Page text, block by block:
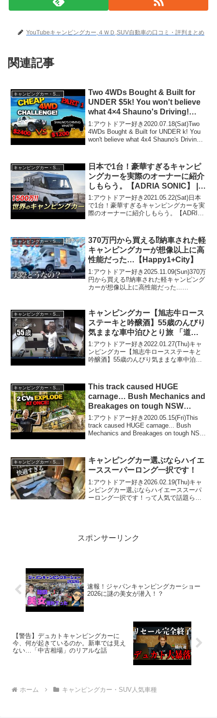
YouTubeキャンピングカー,４ＷＤ,SUV自動車の口コミ・評判まとめ
関連記事
Two 4WDs Bought & Built for
UNDER $5k! You won't believe
what 4×4 Shauno's Driving!
EPISODE 1
1:アウトドアー好き2020.07.18(Sat)Two
4WDs Bought & Built for UNDER k! You
won't believe what 4x4 Shauno's Driving!
日本で1台！豪華すぎるキャンピ
ングカーを実際のオーナーに紹介
しもらう。【ADRIA SONIC】 |う
ーちゃんねる
1:アウトドアー好き2021.05.22(Sat)日本
で1台！豪華すぎるキャンピングカーを実
際のオーナーに紹介しもらう。【ADRIA
アー好き2021.05....
キャンピングカー・SUV人気車種
370万円から買える⁉︎納車された軽
キャンピングカーが想像以上に高
性能だった…【Happy1+City】
1:アウトドアー好き2025.11.09(Sun)370万
円から買える⁉︎納車された軽キャンピング
カーが想像以上に高性能だった...
き2025.11.09(...
キャンピングカー【旭志牛ロース
ステーキと吟醸酒】55歳のんびり
気ままな車中泊ひとり旅 「道の
駅 旭志」
1:アウトドアー好き2022.01.27(Thu)キャ
ンピングカー【旭志牛ロースステーキと
吟醸酒】55歳のんびり気ままな車中泊ひ
ー好き2022.01.27(Thu...
キャンピングカー・SUV人気車種
This track caused HUGE
carnage… Bush Mechanics and
Breakages on tough NSW
Tracks!
1:アウトドアー好き2020.05.15(Fri)This
track caused HUGE carnage... Bush
Mechanics and Breakages on tough NSW
キャンピングカー選ぶならハイエ
ーススーパーロング一択です！
1:アウトドアー好き2026.02.19(Thu)キャ
ンピングカー選ぶならハイエーススーパ
ーロング一択です！って人気で話題らし
スポンサーリンク
速報！ジャパンキャンピングカーショー
2026に謎の美女が潜入！？
【警告】デュカトキャンピングカーに
今、何が起きているのか。新車では見え
ない…「中古相場」のリアルな話
ホーム キャンピングカー・SUV人気車種